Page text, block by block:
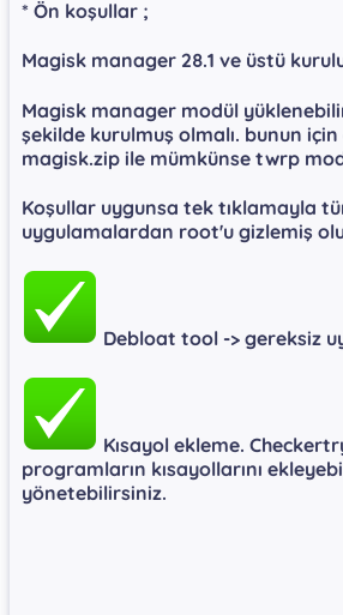
* Ön koşullar ;​
Magisk manager 28.1 ve üstü
Magisk manager modül
şekilde kurulmuş olmalı. bunun
magisk.zip ile mümkünse twrp
Koşullar uygunsa tek tıklamayla
uygulamalardan root'u gizlemiş
Debloat tool -> gereksiz
Kısayol ekleme.
programların kısayollarını
yönetebilirsiniz.